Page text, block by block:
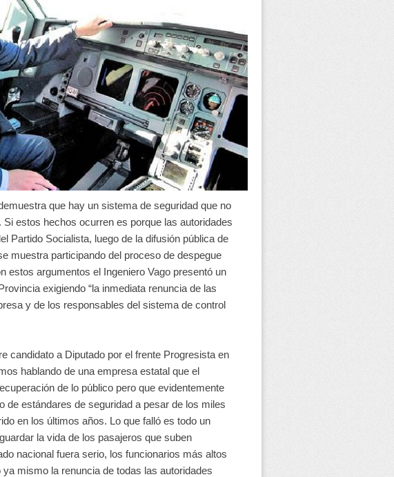
que hay un sistema de seguridad que no
estos hechos ocurren es porque las autoridades
Partido Socialista, luego de la difusión pública de
muestra participando del proceso de despegue
estos argumentos el Ingeniero Vago presentó un
exigiendo “la inmediata renuncia de las
y de los responsables del sistema de control
candidato a Diputado por el frente ‎Progresista en
hablando de una empresa estatal que el
de lo público pero que evidentemente
de estándares de seguridad a pesar de los miles
en los últimos años. Lo que falló es todo un
la vida de los pasajeros que suben
nacional fuera serio, los funcionarios más altos
mismo la renuncia de todas las autoridades